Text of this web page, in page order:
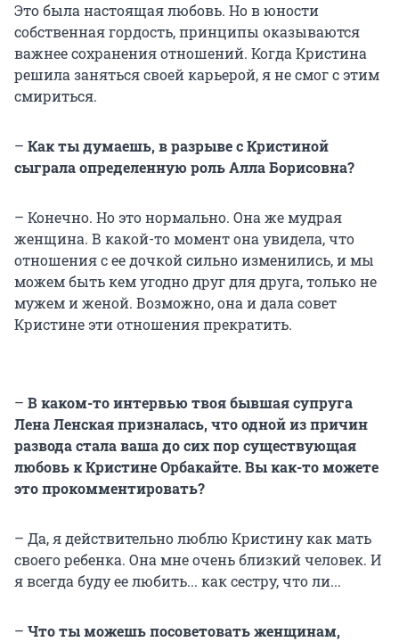
Это была настоящая любовь. Но в юности
собственная гордость, принципы оказываются
важнее сохранения отношений. Когда Кристина
решила заняться своей карьерой, я не смог с этим
смириться.
– Как ты думаешь, в разрыве с Кристиной
сыграла определенную роль Алла Борисовна?
– Конечно. Но это нормально. Она же мудрая
женщина. В какой-то момент она увидела, что
отношения с ее дочкой сильно изменились, и мы
можем быть кем угодно друг для друга, только не
мужем и женой. Возможно, она и дала совет
Кристине эти отношения прекратить.
– В каком-то интервью твоя бывшая супруга
Лена Ленская призналась, что одной из причин
развода стала ваша до сих пор существующая
любовь к Кристине Орбакайте. Вы как-то можете
это прокомментировать?
– Да, я действительно люблю Кристину как мать
своего ребенка. Она мне очень близкий человек. И
я всегда буду ее любить... как сестру, что ли...
– Что ты можешь посоветовать женщинам,